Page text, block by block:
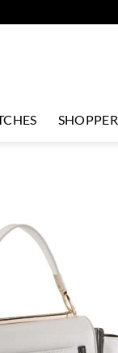
SHOPPER